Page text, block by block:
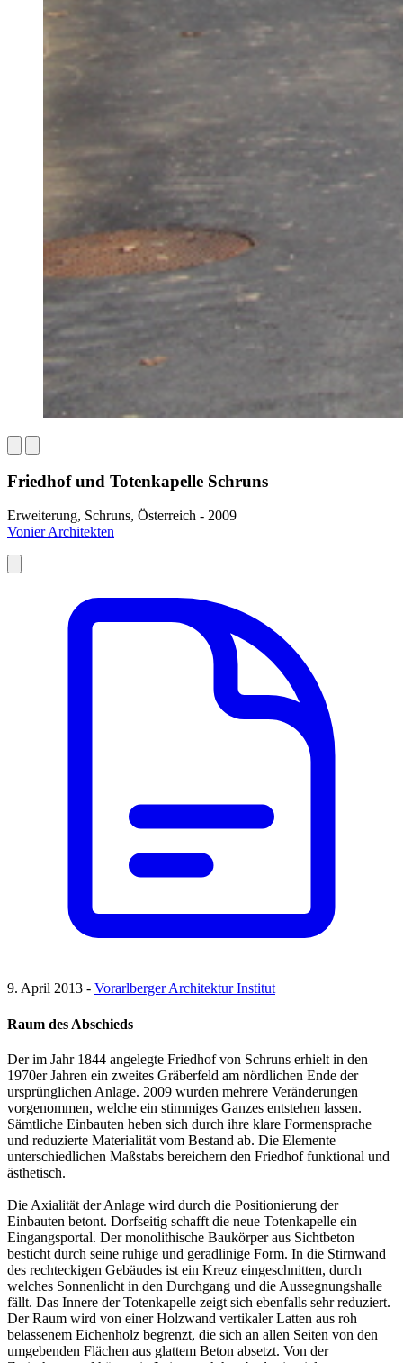
Friedhof und Totenkapelle Schruns
Erweiterung, Schruns, Österreich - 2009
Vonier Architekten
9. April 2013 - Vorarlberger Architektur Institut
Raum des Abschieds
Der im Jahr 1844 angelegte Friedhof von Schruns erhielt in den
1970er Jahren ein zweites Gräberfeld am nördlichen Ende der
ursprünglichen Anlage. 2009 wurden mehrere Veränderungen
vorgenommen, welche ein stimmiges Ganzes entstehen lassen.
Sämtliche Einbauten heben sich durch ihre klare Formensprache
und reduzierte Materialität vom Bestand ab. Die Elemente
unterschiedlichen Maßstabs bereichern den Friedhof funktional und
ästhetisch.
Die Axialität der Anlage wird durch die Positionierung der
Einbauten betont. Dorfseitig schafft die neue Totenkapelle ein
Eingangsportal. Der monolithische Baukörper aus Sichtbeton
besticht durch seine ruhige und geradlinige Form. In die Stirnwand
des rechteckigen Gebäudes ist ein Kreuz eingeschnitten, durch
welches Sonnenlicht in den Durchgang und die Aussegnungshalle
fällt. Das Innere der Totenkapelle zeigt sich ebenfalls sehr reduziert.
Der Raum wird von einer Holzwand vertikaler Latten aus roh
belassenem Eichenholz begrenzt, die sich an allen Seiten von den
umgebenden Flächen aus glattem Beton absetzt. Von der